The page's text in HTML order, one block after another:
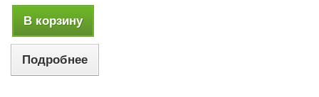
В корзину
Подробнее